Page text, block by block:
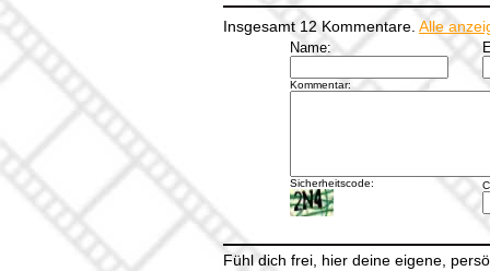
Insgesamt 12 Kommentare. Alle
Name:
Kommentar:
Sicherheitscode:
Fühl dich frei, hier deine eigene,